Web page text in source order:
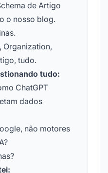
de Artigo
o nosso blog.
Organization,
tudo.
tudo:
ChatGPT
dados
não motores